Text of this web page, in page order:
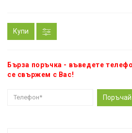
Купи
Бърза поръчка - въведете
се свържем с Вас!
Поръчай